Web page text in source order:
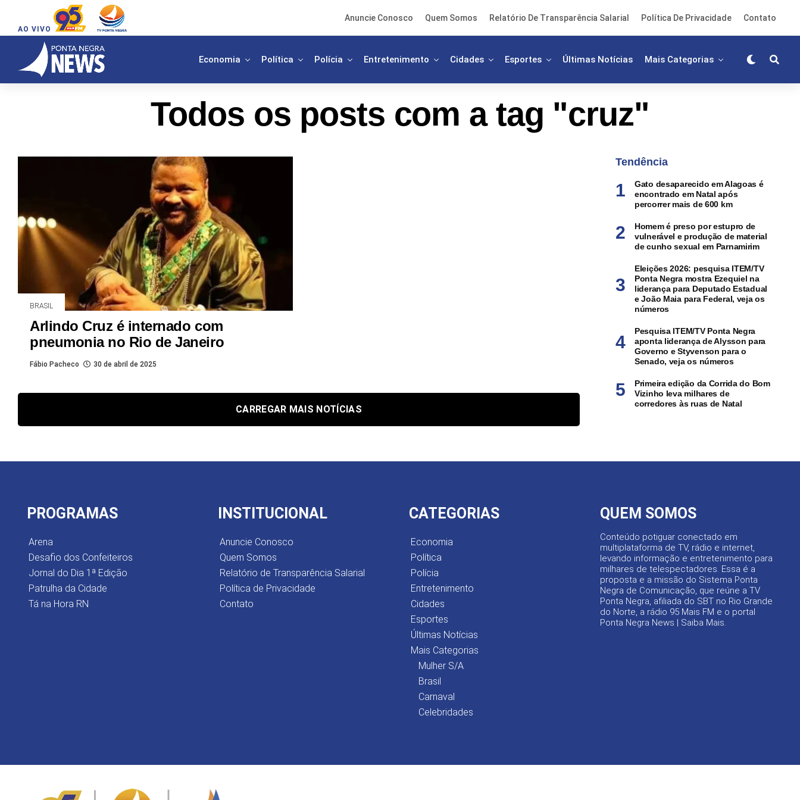
AO VIVO
Anuncie Conosco Quem Somos Relatório De Transparência Salarial Política De Privacidade Contato
Economia Política Polícia Entretenimento Cidades Esportes Últimas Notícias Mais Categorias
Todos os posts com a tag "cruz"
BRASIL
Arlindo Cruz é internado com
pneumonia no Rio de Janeiro
Fábio Pacheco 30 de abril de 2025
CARREGAR MAIS NOTÍCIAS
Tendência
Gato desaparecido em Alagoas é
encontrado em Natal após
percorrer mais de 600 km
Homem é preso por estupro de
vulnerável e produção de material
de cunho sexual em Parnamirim
Eleições 2026: pesquisa ITEM/TV
Ponta Negra mostra Ezequiel na
liderança para Deputado Estadual
e João Maia para Federal, veja os
números
Pesquisa ITEM/TV Ponta Negra
aponta liderança de Alysson para
Governo e Styvenson para o
Senado, veja os números
Primeira edição da Corrida do Bom
Vizinho leva milhares de
corredores às ruas de Natal
PROGRAMAS
Arena
Desafio dos Confeiteiros
Jornal do Dia 1ª Edição
Patrulha da Cidade
Tá na Hora RN
INSTITUCIONAL
Anuncie Conosco
Quem Somos
Relatório de Transparência Salarial
Política de Privacidade
Contato
CATEGORIAS
Economia
Política
Polícia
Entretenimento
Cidades
Esportes
Últimas Notícias
Mais Categorias
Mulher S/A
Brasil
Carnaval
Celebridades
QUEM SOMOS
Conteúdo potiguar conectado em
multiplataforma de TV, rádio e internet,
levando informação e entretenimento para
milhares de telespectadores. Essa é a
proposta e a missão do Sistema Ponta
Negra de Comunicação, que reúne a TV
Ponta Negra, afiliada do SBT no Rio Grande
do Norte, a rádio 95 Mais FM e o portal
Ponta Negra News | Saiba Mais.